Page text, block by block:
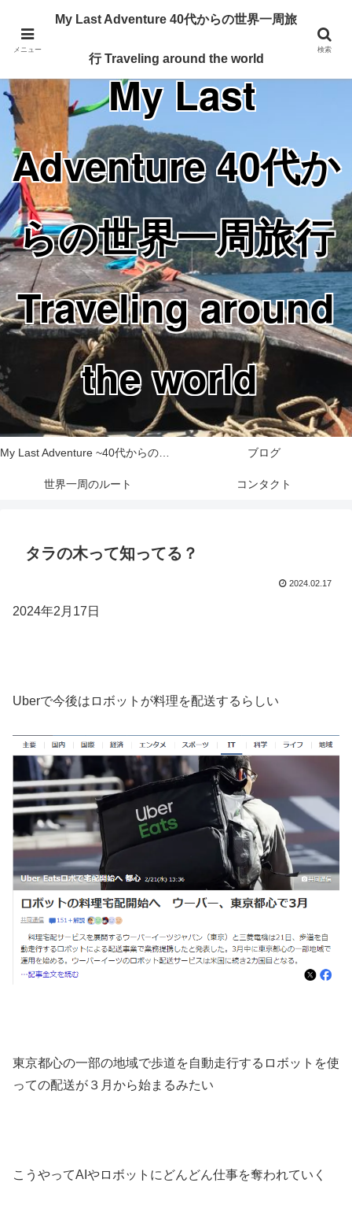
Traveling around the world from my 40's
My Last
Adventure 40代か
らの世界一周旅行
Traveling around
the world
My Last Adventure ~40代からの世界一周旅行記~ ブログ
世界一周のルート コンタクト
タラの木って知ってる？
2024.02.17
2024年2月17日
Uberで今後はロボットが料理を配送するらしい
東京都心の一部の地域で歩道を自動走行するロボットを使
っての配送が３月から始まるみたい
こうやってAIやロボットにどんどん仕事を奪われていく
メニュー
My Last Adventure 40代からの世界一周旅
行 Traveling around the world
検索